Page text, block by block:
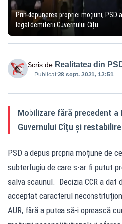
Prin depunerea propriei moțiuni, PSD
legal demiterii Guvernului Cîțu
Scris de Realitatea din
Publicat:28 sept. 2021, 12:51
Mobilizare fără precedent a
Guvernului Cîțu și
PSD a depus propria moțiune de
subterfugiu de care s-ar fi putut
salva scaunul. Decizia CCR a dat
acceptat caracterul
AUR, fără a putea să-i oprească